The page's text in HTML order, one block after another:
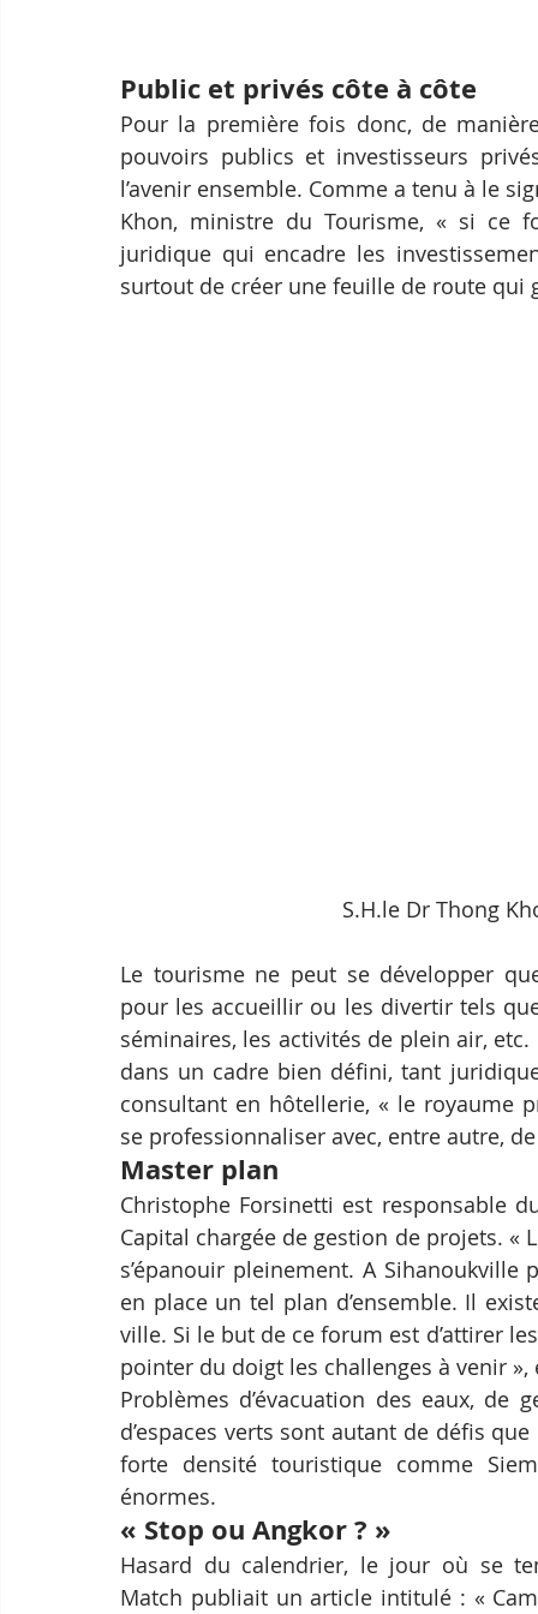
Public et privés côte à côte
Pour la première fois donc, de
pouvoirs publics et investisseurs
l’avenir ensemble. Comme a tenu à le
Khon, ministre du Tourisme, « si ce
juridique qui encadre les
surtout de créer une feuille de route qui
S.H.le Dr Thong
Le tourisme ne peut se développer
pour les accueillir ou les divertir tels
séminaires, les activités de plein air,
dans un cadre bien défini, tant
consultant en hôtellerie, « le royaume
se professionnaliser avec, entre autre,
Master plan
Christophe Forsinetti est responsable
Capital chargée de gestion de projets. «
s’épanouir pleinement. A
en place un tel plan d’ensemble. Il
ville. Si le but de ce forum est d’attirer
pointer du doigt les challenges à venir »,
Problèmes d’évacuation des eaux, de
d’espaces verts sont autant de défis
forte densité touristique comme
énormes.
« Stop ou Angkor ? »
Hasard du calendrier, le jour où se
Match publiait un article intitulé : «